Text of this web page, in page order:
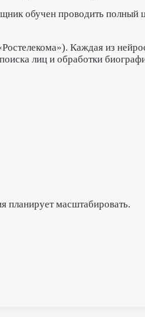
обучен проводить полный
Каждая из
лиц и обработки
планирует масштабировать.